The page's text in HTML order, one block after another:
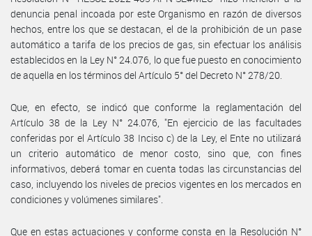
denuncia penal incoada por este Organismo en razón de diversos
hechos, entre los que se destacan, el de la prohibición de un pase
automático a tarifa de los precios de gas, sin efectuar los análisis
establecidos en la Ley N° 24.076, lo que fue puesto en conocimiento
de aquella en los términos del Artículo 5° del Decreto N° 278/20.
Que, en efecto, se indicó que conforme la reglamentación del
Artículo 38 de la Ley N° 24.076, "En ejercicio de las facultades
conferidas por el Artículo 38 Inciso c) de la Ley, el Ente no utilizará
un criterio automático de menor costo, sino que, con fines
informativos, deberá tomar en cuenta todas las circunstancias del
caso, incluyendo los niveles de precios vigentes en los mercados en
condiciones y volúmenes similares".
Que en estas actuaciones y conforme consta en la Resolución N°